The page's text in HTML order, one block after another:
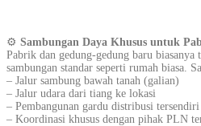
⚙️ Sambungan Daya Khusus untuk
Pabrik dan gedung-gedung baru biasanya
sambungan standar seperti rumah biasa.
– Jalur sambung bawah tanah (galian)
– Jalur udara dari tiang ke lokasi
– Pembangunan gardu distribusi
– Koordinasi khusus dengan pihak PLN